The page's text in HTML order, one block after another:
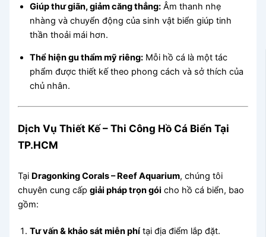
Giúp thư giãn, giảm căng thẳng: Âm thanh nhẹ
nhàng và chuyển động của sinh vật biển giúp tinh
thần thoải mái hơn.
Thể hiện gu thẩm mỹ riêng: Mỗi hồ cá là một tác
phẩm được thiết kế theo phong cách và sở thích của
chủ nhân.
Dịch Vụ Thiết Kế – Thi Công Hồ Cá Biển Tại
TP.HCM
Tại Dragonking Corals – Reef Aquarium, chúng tôi
chuyên cung cấpgiải pháp trọn gói cho hồ cá biển, bao
gồm:
Tư vấn & khảo sát miễn phí tại địa điểm lắp đặt.